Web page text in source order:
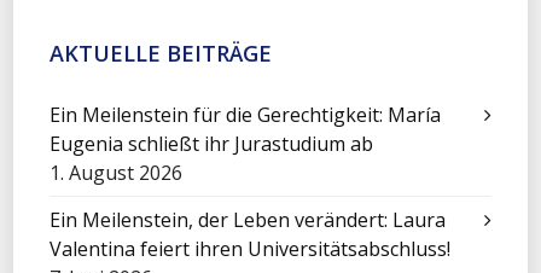
AKTUELLE BEITRÄGE
Ein Meilenstein für die Gerechtigkeit: María
Eugenia schließt ihr Jurastudium ab
1. August 2026
Ein Meilenstein, der Leben verändert: Laura
Valentina feiert ihren Universitätsabschluss!